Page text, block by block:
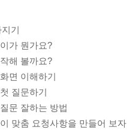
기
가 뭔가요?
해 볼까요?
면 이해하기
질문하기
문 잘하는 방법
맞춤 요청사항을 만들어 보자